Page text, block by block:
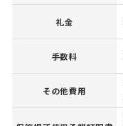
礼金
手数料
その他費用